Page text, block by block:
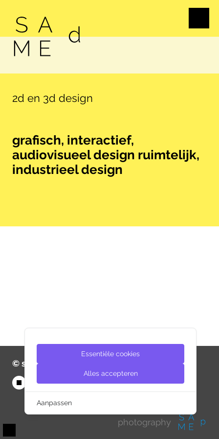
interieurprojecten, tentoonstellingen,
industriële producten, bewegwijzering
- huisstijlen, merken, jaarverslagen,
brochures, periodieken - interactieve
ontwerpen, webontwerp, audio-
2d en 3d design
grafisch, interactief,
audiovisueel design ruimtelijk,
industrieel design
© same-d 2026
photography
Essentiële cookies
Alles accepteren
Aanpassen